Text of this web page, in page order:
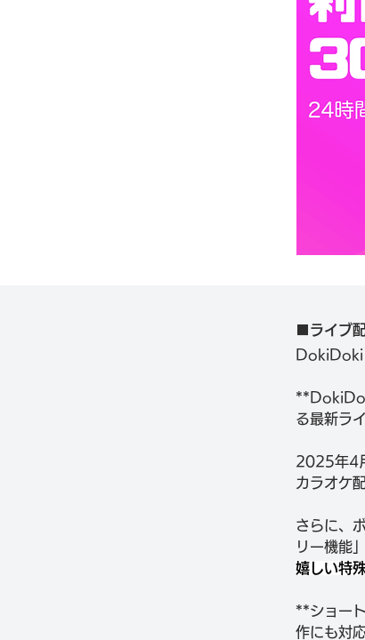
■ライブ
DokiDoki
る最新ラ
2025年4
カラオケ
さらに、
リー機能
嬉しい特
**ショー
作にも対